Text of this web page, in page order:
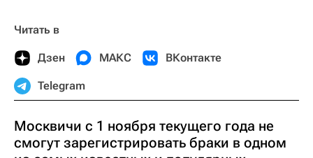
Читать в
Дзен МАКС ВКонтакте
Telegram
Москвичи с 1 ноября текущего года не
смогут зарегистрировать браки в одном